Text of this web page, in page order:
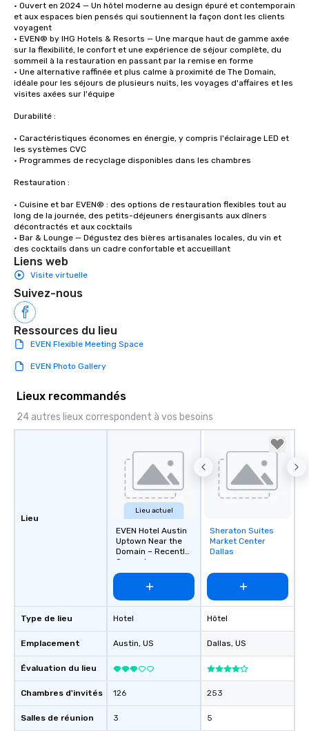
• Ouvert en 2024 — Un hôtel moderne au design épuré et contemporain
et aux espaces bien pensés qui soutiennent la façon dont les clients
voyagent
• EVEN® by IHG Hotels & Resorts — Une marque haut de gamme axée
sur la flexibilité, le confort et une expérience de séjour complète, du
sommeil à la restauration en passant par la remise en forme
• Une alternative raffinée et plus calme à proximité de The Domain,
idéale pour les séjours de plusieurs nuits, les voyages d'affaires et les
visites axées sur l'équipe
Durabilité :
• Caractéristiques économes en énergie, y compris l'éclairage LED et
les systèmes CVC
• Programmes de recyclage disponibles dans les chambres
Restauration :
• Cuisine et bar EVEN® : des options de restauration flexibles tout au
long de la journée, des petits-déjeuners énergisants aux dîners
décontractés et aux cocktails
• Bar & Lounge — Dégustez des bières artisanales locales, du vin et
des cocktails dans un cadre confortable et accueillant
Liens web
Visite virtuelle
Suivez-nous
Ressources du lieu
EVEN Flexible Meeting Space
EVEN Photo Gallery
Lieux recommandés
24 autres lieux correspondent à vos besoins
Lieu
Type de lieu
Emplacement
Évaluation du lieu
Chambres d'invités
Salles de réunion
Lieu actuel
EVEN Hotel Austin
Uptown Near the
Domain – Recently
Opened
Hotel
Austin, US
126
3
Removed from
favorites
Sheraton Suites
Market Center
Dallas
Hôtel
Dallas, US
253
5